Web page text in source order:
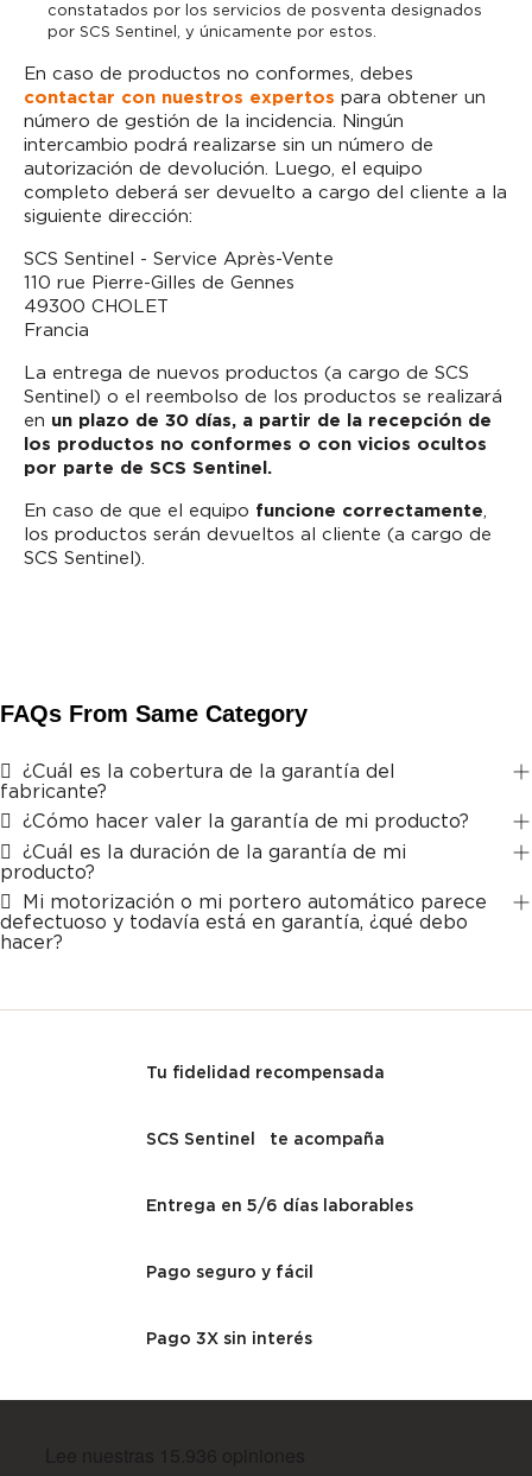
constatados por los servicios de posventa designados
por SCS Sentinel, y únicamente por estos.
En caso de productos no conformes, debes
contactar con nuestros expertos para obtener un
número de gestión de la incidencia. Ningún
intercambio podrá realizarse sin un número de
autorización de devolución. Luego, el equipo
completo deberá ser devuelto a cargo del cliente a la
siguiente dirección:
SCS Sentinel - Service Après-Vente
110 rue Pierre-Gilles de Gennes
49300 CHOLET
Francia
La entrega de nuevos productos (a cargo de SCS
Sentinel) o el reembolso de los productos se realizará
en un plazo de 30 días, a partir de la recepción de
los productos no conformes o con vicios ocultos
por parte de SCS Sentinel.
En caso de que el equipo funcione correctamente,
los productos serán devueltos al cliente (a cargo de
SCS Sentinel).
FAQs From Same Category
¿Cuál es la cobertura de la garantía del
fabricante?
¿Cómo hacer valer la garantía de mi producto?
¿Cuál es la duración de la garantía de mi
producto?
Mi motorización o mi portero automático parece
defectuoso y todavía está en garantía, ¿qué debo
hacer?
Tu fidelidad recompensada
SCS Sentinel te acompaña
Entrega en 5/6 días laborables
Pago seguro y fácil
Pago 3X sin interés